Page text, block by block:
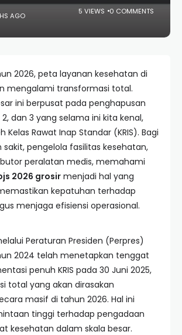
AGO
5 VIEWS 0 COMMENTS
2026, peta layanan kesehatan di
mengalami transformasi total.
ini berpusat pada penghapusan
2, dan 3 yang selama ini kita kenal,
Kelas Rawat Inap Standar (KRIS). Bagi
pengelola fasilitas kesehatan,
peralatan medis, memahami
2026 grosir menjadi hal yang
kepatuhan terhadap
menjaga efisiensi operasional.
Peraturan Presiden (Perpres)
2024 telah menetapkan tenggat
penuh KRIS pada 30 Juni 2025,
total yang akan dirasakan
masif di tahun 2026. Hal ini
tinggi terhadap pengadaan
kesehatan dalam skala besar.